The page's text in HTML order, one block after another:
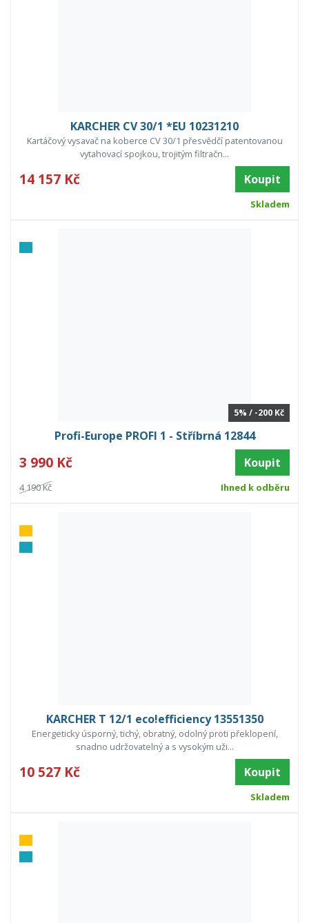
KARCHER CV 30/1 *EU 10231210
Kartáčový vysavač na koberce CV 30/1 přesvědčí patentovanou
vytahovací spojkou, trojitým filtračn...
14 157 Kč Koupit
Skladem
5% / -200 Kč
Profi-Europe PROFI 1 - Stříbrná 12844
3 990 Kč Koupit
4 190 Kč Ihned k odběru
KARCHER T 12/1 eco!efficiency 13551350
Energeticky úsporný, tichý, obratný, odolný proti překlopení,
snadno udržovatelný a s vysokým uži...
10 527 Kč Koupit
Skladem